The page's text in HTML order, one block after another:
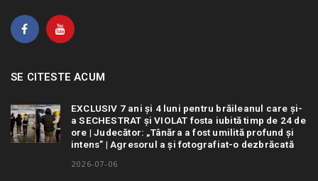
SE CITESTE ACUM
EXCLUSIV 7 ani și 4 luni pentru brăileanul care și-
a SECHESTRAT și VIOLAT fosta iubită timp de 24 de
ore | Judecător: „Tânăra a fost umilită profund și
intens” | Agresorul a și fotografiat-o dezbrăcată
2026-07-06